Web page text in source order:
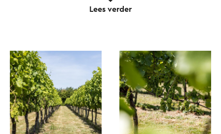
De wijngaard ligt in het noordelijkste deel van het
tot een diepte van circa 13 meter uit grof zand,
grind en kiezel.
Landschap en klimaat
De wijngaard is gelegen op een hoogte van 107
meter in een open gebied met een perfecte
positie ten opzichte van de zon. De wind heeft er
Lees verder